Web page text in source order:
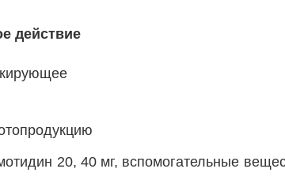
действие
20, 40 мг, вспомогательные